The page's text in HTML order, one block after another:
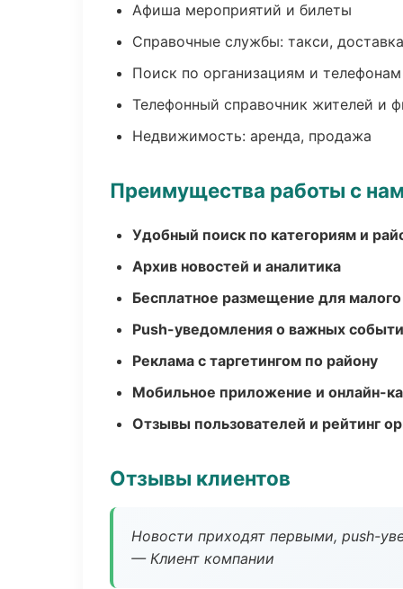
Афиша мероприятий и билеты
Справочные службы: такси,
Поиск по организациям и телефонам
Телефонный справочник жителей и
Недвижимость: аренда, продажа
Преимущества работы с
Удобный поиск по категориям и
Архив новостей и аналитика
Бесплатное размещение для малого
Push-уведомления о важных
Реклама с таргетингом по району
Мобильное приложение и онлайн-
Отзывы пользователей и рейтинг
Отзывы клиентов
Новости приходят первыми, push-
— Клиент компании